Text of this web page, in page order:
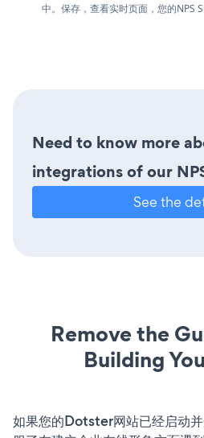
中。保存，查看实时页面，您的NPS
Need to know more
integrations of our
See the
Remove the
Building
如果您的Dotster网站已经启动